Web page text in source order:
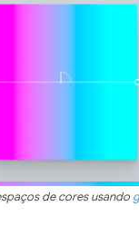
de cores usando